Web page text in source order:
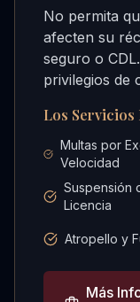
No permita
afecten su
seguro o
privilegios de
Los Servicios
Multas por
Velocidad
Suspensión
Licencia
Atropello y
Más